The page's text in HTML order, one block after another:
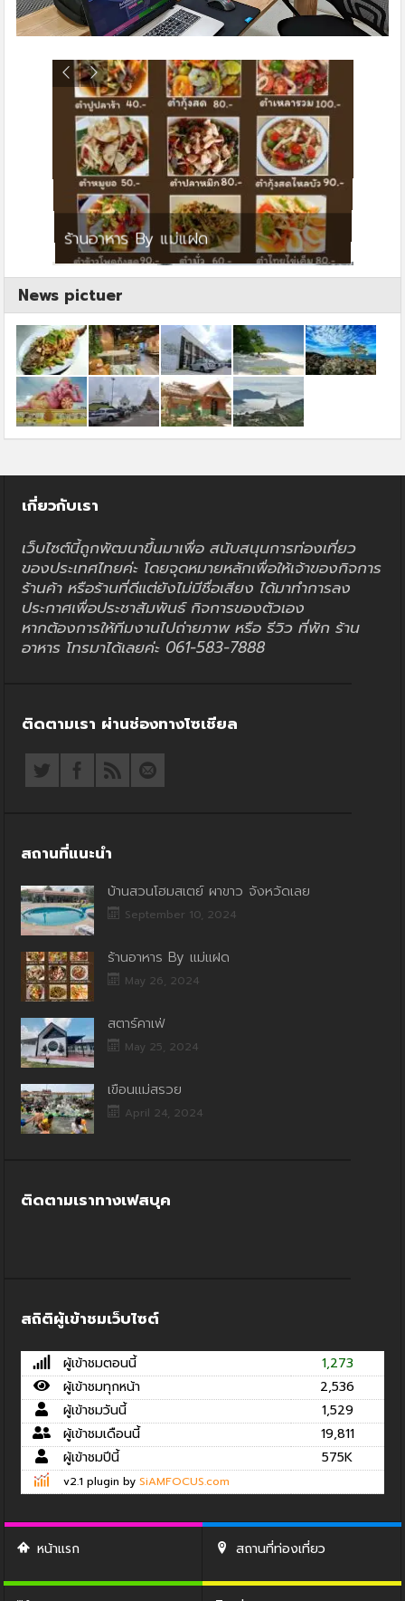
ร้านอาหาร By แม่แฝด
News pictuer
เกี่ยวกับเรา
เว็บไซต์นี้ถูกพัฒนาขึ้นมาเพื่อ สนับสนุนการท่องเที่ยว
ของประเทศไทยค่ะ โดยจุดหมายหลักเพื่อให้เจ้าของกิจการ
ร้านค้า หรือร้านที่ดีแต่ยังไม่มีชื่อเสียง ได้มาทำการลง
ประกาศเพื่อประชาสัมพันธ์ กิจการของตัวเอง
หากต้องการให้ทีมงานไปถ่ายภาพ หรือ รีวิว ที่พัก ร้าน
อาหาร โทรมาได้เลยค่ะ 061-583-7888
ติดตามเรา ผ่านช่องทางโซเชียล
สถานที่แนะนำ
บ้านสวนโฮมสเตย์ ผาขาว จังหวัดเลย
September 10, 2024
ร้านอาหาร By แม่แฝด
May 26, 2024
สตาร์คาเฟ่
May 25, 2024
เขื่อนแม่สรวย
April 24, 2024
ติดตามเราทางเฟสบุค
สถิติผู้เข้าชมเว็บไซต์
ผู้เข้าชมตอนนี้
1,273
ผู้เข้าชมทุกหน้า
2,536
ผู้เข้าชมวันนี้
1,529
ผู้เข้าชมเดือนนี้
19,811
ผู้เข้าชมปีนี้
575K
v2.1 plugin by SiAMFOCUS.com
หน้าแรก สถานที่ท่องเที่ยว